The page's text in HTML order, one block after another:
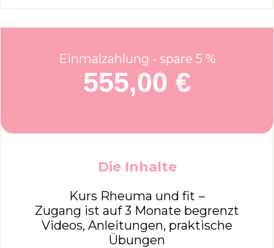
Einmalzahlung - spare 5 %
555,00 €
Die Inhalte
Kurs Rheuma und fit –
Zugang ist auf 3 Monate begrenzt
Videos, Anleitungen, praktische
Übungen